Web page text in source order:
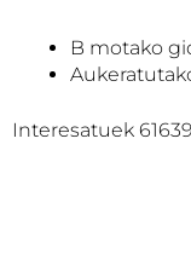
B motako
Interesatuek